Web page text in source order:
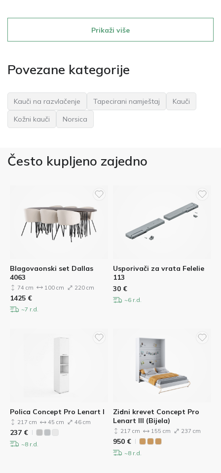
Prikaži više
Povezane kategorije
Kauči na razvlačenje Tapecirani namještaj
Kauči
Kožni kauči
Norsica
Često kupljeno zajedno
Blagovaonski set Dallas
4063
74 cm 100 cm 220 cm
1425 €
~7 r.d.
Usporivači za vrata Felelie
113
30 €
~6 r.d.
Polica Concept Pro Lenart I
217 cm 45 cm 46 cm
237 €
~8 r.d.
Zidni krevet Concept Pro
Lenart III (Bijela)
217 cm 155 cm 237 cm
950 €
~8 r.d.